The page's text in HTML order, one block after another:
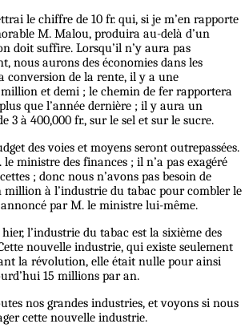
le chiffre de 10 fr. qui, si je m’en rapporte
M. Malou, produira au-delà d’un
doit suffire. Lorsqu’il n’y aura pas
nous aurons des économies dans les
conversion de la rente, il y a une
et demi ; le chemin de fer rapportera
que l’année dernière ; il y aura un
3 à 400,000 fr., sur le sel et sur le sucre.
des voies et moyens seront outrepassées.
le ministre des finances ; il n’a pas exagéré
; donc nous n’avons pas besoin de
million à l’industrie du tabac pour combler le
par M. le ministre lui-même.
l’industrie du tabac est la sixième des
nouvelle industrie, qui existe seulement
la révolution, elle était nulle pour ainsi
15 millions par an.
nos grandes industries, et voyons si nous
cette nouvelle industrie.